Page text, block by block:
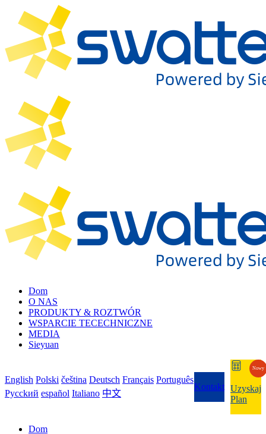
Dom
O NAS
PRODUKTY & ROZTWÓR
WSPARCIE TECECHNICZNE
MEDIA
Sieyuan
English Polski čeština Deutsch Français Português
Pycckий español Italiano 中文
Kontakt Uzyskaj
Plan
Nowy
Dom